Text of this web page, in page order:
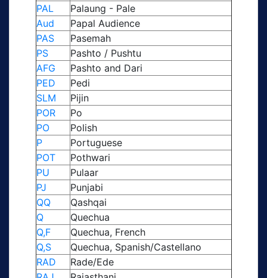
PAL
Palaung - Pale
Aud
Papal Audience
PAS
Pasemah
PS
Pashto / Pushtu
AFG
Pashto and Dari
PED
Pedi
SLM
Pijin
POR
Po
PO
Polish
P
Portuguese
POT
Pothwari
PU
Pulaar
PJ
Punjabi
QQ
Qashqai
Q
Quechua
Q,F
Quechua, French
Q,S
Quechua, Spanish/Castellano
RAD
Rade/Ede